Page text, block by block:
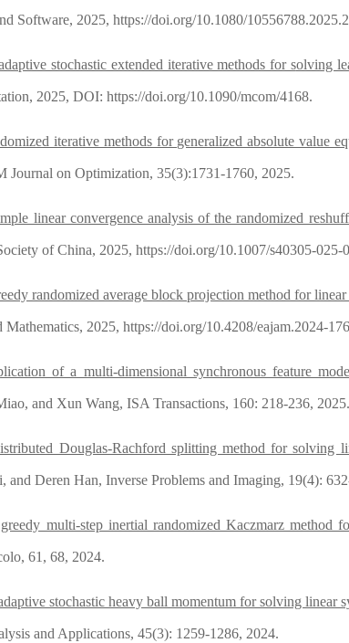
Software, 2025, https://doi.org/10.1080/
stochastic extended iterative methods for solving
2025, DOI: https://doi.org/10.1090/mcom/4168.
iterative methods for generalized absolute value
Journal on Optimization, 35(3):1731-1760, 2025.
linear convergence analysis of the randomized
of China, 2025, https://doi.org/10.1007/s40305-025-
randomized average block projection method for
Mathematics, 2025, https://doi.org/10.4208/eajam.2024-
of a multi-dimensional synchronous feature
and Xun Wang, ISA Transactions, 160: 218-236, 2025.
Douglas-Rachford splitting method for solving
and Deren Han, Inverse Problems and Imaging, 19(4):
multi-step inertial randomized Kaczmarz method
61, 68, 2024.
stochastic heavy ball momentum for solving linear
and Applications, 45(3): 1259-1286, 2024.